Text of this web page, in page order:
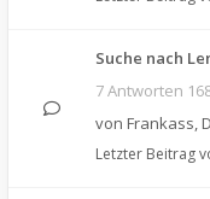
Suche nach
7 Antworten
von Frankass,
Letzter Beitrag